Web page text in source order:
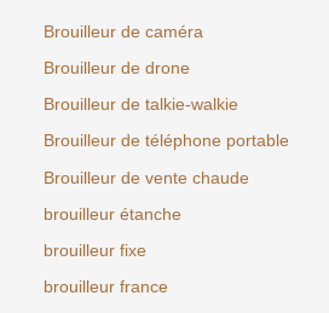
Brouilleur de caméra
Brouilleur de drone
Brouilleur de talkie-walkie
Brouilleur de téléphone portable
Brouilleur de vente chaude
brouilleur étanche
brouilleur fixe
brouilleur france